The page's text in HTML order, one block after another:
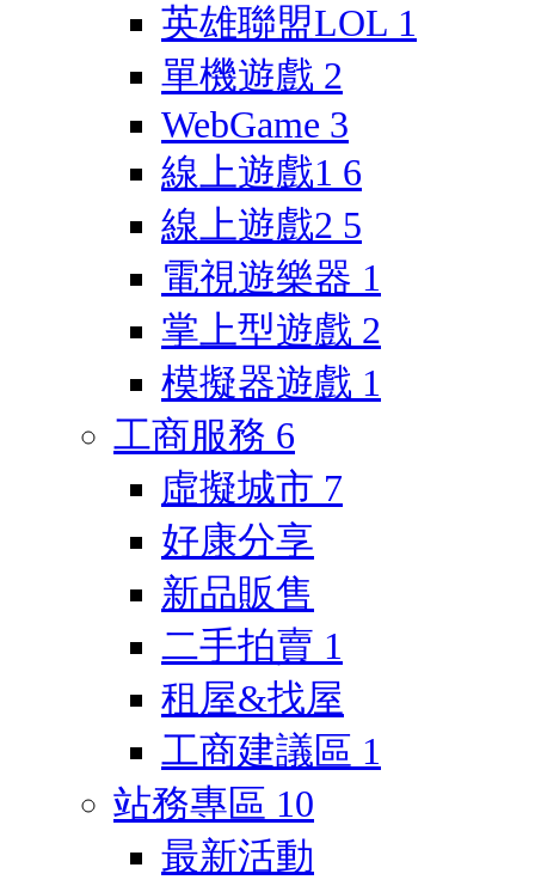
英雄聯盟LOL 1
單機遊戲 2
WebGame 3
線上遊戲1 6
線上遊戲2 5
電視遊樂器 1
掌上型遊戲 2
模擬器遊戲 1
工商服務 6
虛擬城市 7
好康分享
新品販售
二手拍賣 1
租屋&找屋
工商建議區 1
站務專區 10
最新活動